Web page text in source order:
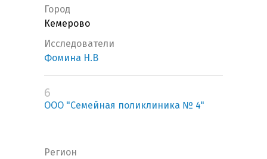
Город
Кемерово
Исследователи
Фомина Н.В
6
ООО "Семейная поликлиника № 4"
Регион